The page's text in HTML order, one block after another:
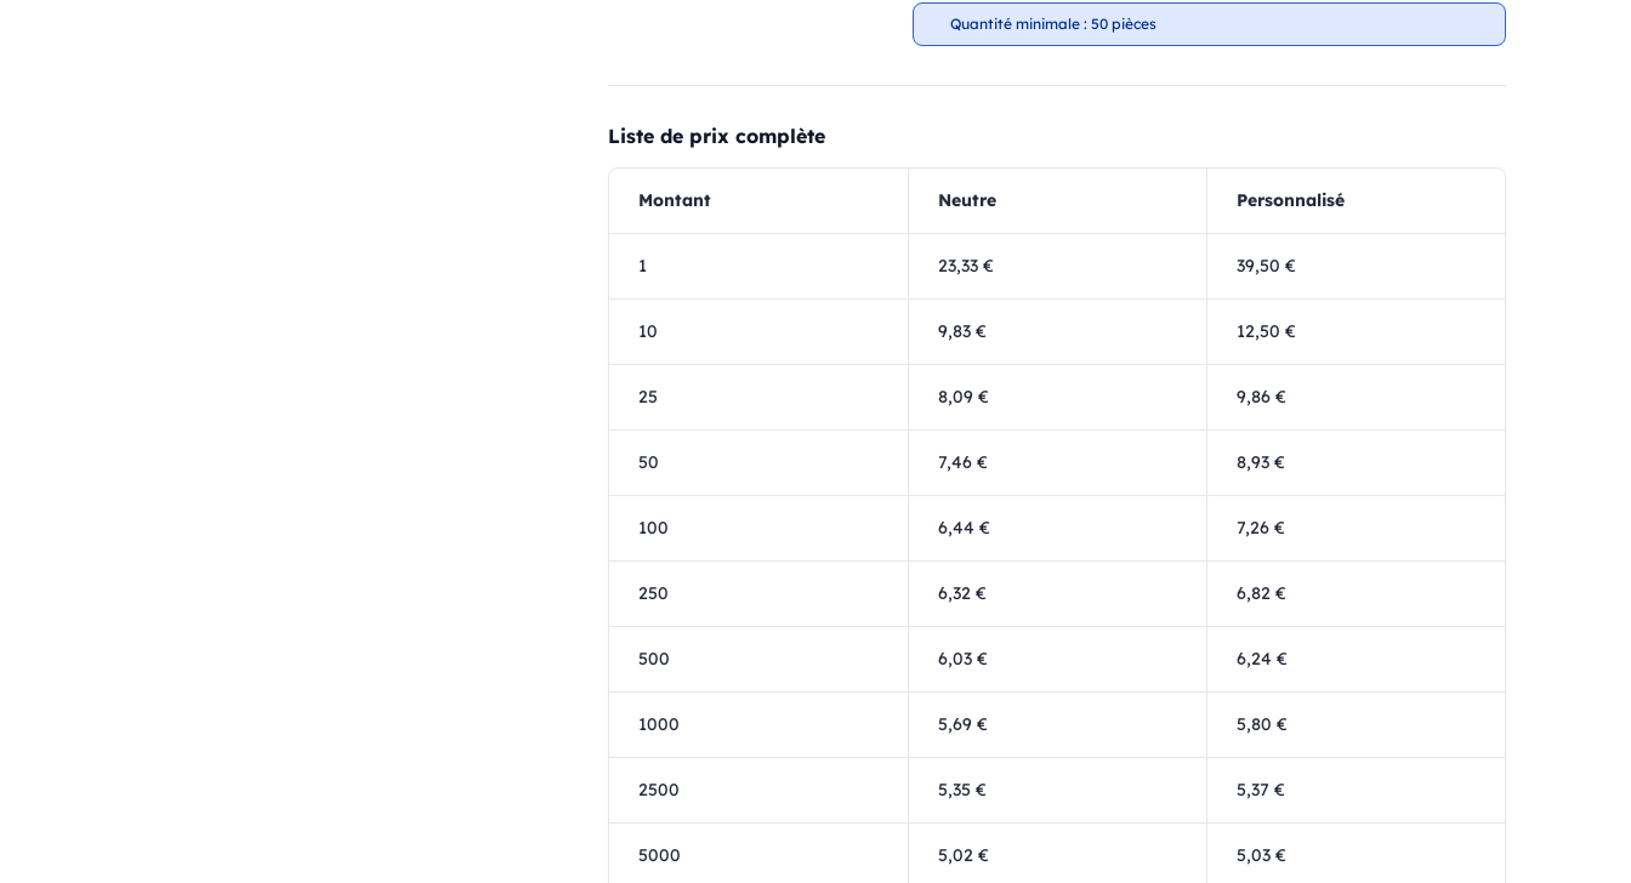
Quantité minimale : 50 pièces
Liste de prix complète
Montant Neutre Personnalisé
1 23,33 € 39,50 €
10 9,83 € 12,50 €
25 8,09 € 9,86 €
50 7,46 € 8,93 €
100 6,44 € 7,26 €
250 6,32 € 6,82 €
500 6,03 € 6,24 €
1000 5,69 € 5,80 €
2500 5,35 € 5,37 €
5000 5,02 € 5,03 €